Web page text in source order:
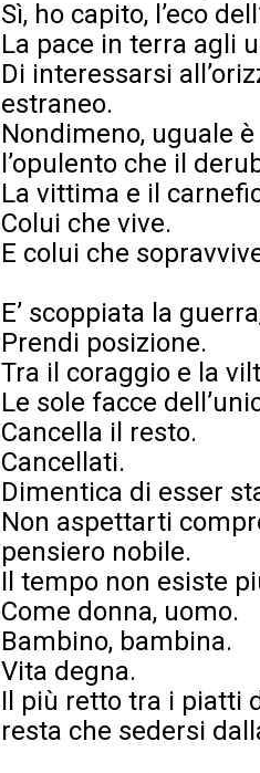
Sì, ho capito, l’eco
La pace in terra agli
Di interessarsi
estraneo.
Nondimeno, uguale
l’opulento che il
La vittima e il
Colui che vive.
E colui che
E’ scoppiata la
Prendi posizione.
Tra il coraggio e la
Le sole facce
Cancella il resto.
Cancellati.
Dimentica di esser
Non aspettarti
pensiero nobile.
Il tempo non esiste
Come donna, uomo.
Bambino, bambina.
Vita degna.
Il più retto tra i piatti
resta che sedersi